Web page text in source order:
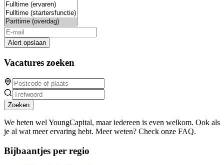
Alert opslaan
Vacatures zoeken
Zoeken
We heten wel YoungCapital, maar iedereen is even welkom. Ook als
je al wat meer ervaring hebt. Meer weten? Check onze FAQ.
Bijbaantjes per regio